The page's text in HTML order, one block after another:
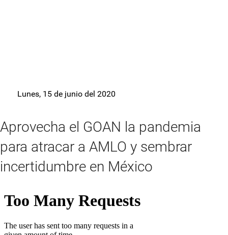
Lunes, 15 de junio del 2020
Aprovecha el GOAN la pandemia
para atracar a AMLO y sembrar
incertidumbre en México